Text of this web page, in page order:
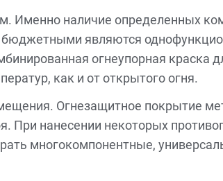
Именно наличие определенных
бюджетными являются
огнеупорная краска
как и от открытого огня.
Огнезащитное покрытие
При нанесении некоторых
многокомпонентные,